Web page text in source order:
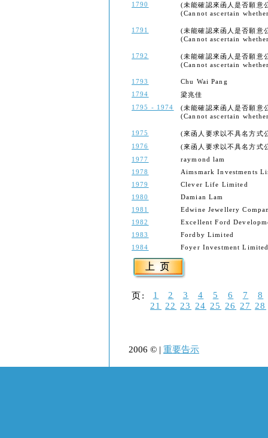
1790
(未能確認來函人是否願意
(Cannot ascertain
1791
(未能確認來函人是否願意
(Cannot ascertain
1792
(未能確認來函人是否願意
(Cannot ascertain
1793
Chu Wai Pang
1794
梁兆佳
1795 - 1974
(未能確認來函人是否願意
(Cannot ascertain
1975
(來函人要求以不具名方
1976
(來函人要求以不具名方
1977
raymond lam
1978
Aimsmark Investments
1979
Clever Life Limited
1980
Damian Lam
1981
Edwine Jewellery
1982
Excellent Ford
1983
Fordby Limited
1984
Foyer Investment
页: 1 2 3 4 5 6 7
8
21
22 23 24 25 26 27 28
2006 © | 重要告示